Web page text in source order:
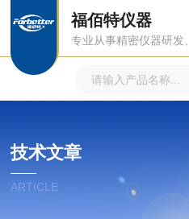
福佰特仪器
专业从事精密仪器研发
技术文章
ARTICLE